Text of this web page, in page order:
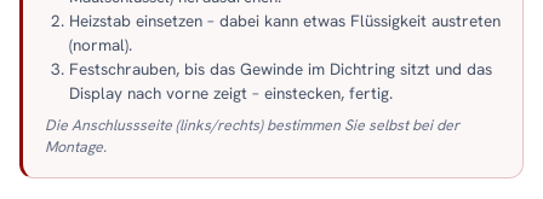
Heizstab einsetzen – dabei kann etwas Flüssigkeit austreten
(normal).
Festschrauben, bis das Gewinde im Dichtring sitzt und das
Display nach vorne zeigt – einstecken, fertig.
Die Anschlussseite (links/rechts) bestimmen Sie selbst bei der
Montage.